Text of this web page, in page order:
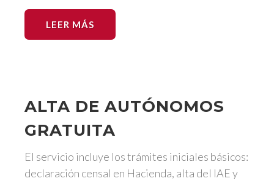
LEER MÁS
ALTA DE AUTÓNOMOS
GRATUITA
El servicio incluye los trámites iniciales básicos:
declaración censal en Hacienda, alta del IAE y